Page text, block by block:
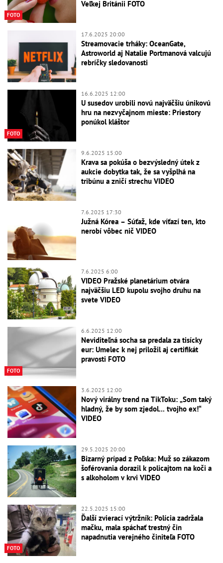
FOTO
Veľkej Británii FOTO
17.6.2025 20:00
Streamovacie trháky: OceanGate,
Astroworld aj Natalie Portmanová valcujú
rebríčky sledovanosti
FOTO
16.6.2025 12:00
U susedov urobili novú najväčšiu únikovú
hru na nezvyčajnom mieste: Priestory
ponúkol kláštor
9.6.2025 15:00
Krava sa pokúša o bezvýsledný útek z
aukcie dobytka tak, že sa vyšplhá na
tribúnu a zničí strechu VIDEO
7.6.2025 17:30
Južná Kórea – Súťaž, kde víťazí ten, kto
nerobí vôbec nič VIDEO
7.6.2025 6:00
VIDEO Pražské planetárium otvára
najväčšiu LED kupolu svojho druhu na
svete VIDEO
FOTO
6.6.2025 12:00
Neviditeľná socha sa predala za tisícky
eur: Umelec k nej priložil aj certifikát
pravosti FOTO
3.6.2025 12:00
Nový virálny trend na TikToku: „Som taký
hladný, že by som zjedol... tvojho ex!“
VIDEO
29.5.2025 20:00
Bizarný prípad z Poľska: Muž so zákazom
šoférovania dorazil k policajtom na koči a
s alkoholom v krvi VIDEO
FOTO
22.5.2025 15:00
Ďalší zvierací výtržník: Polícia zadržala
mačku, mala spáchať trestný čin
napadnutia verejného činiteľa FOTO